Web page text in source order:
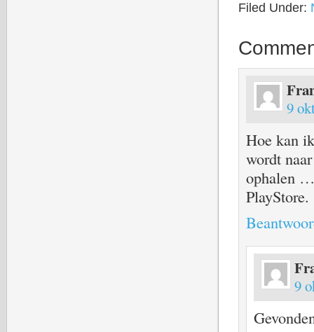
Filed Under:
9
Hoe kan
wordt
ophalen
PlayStore.
9